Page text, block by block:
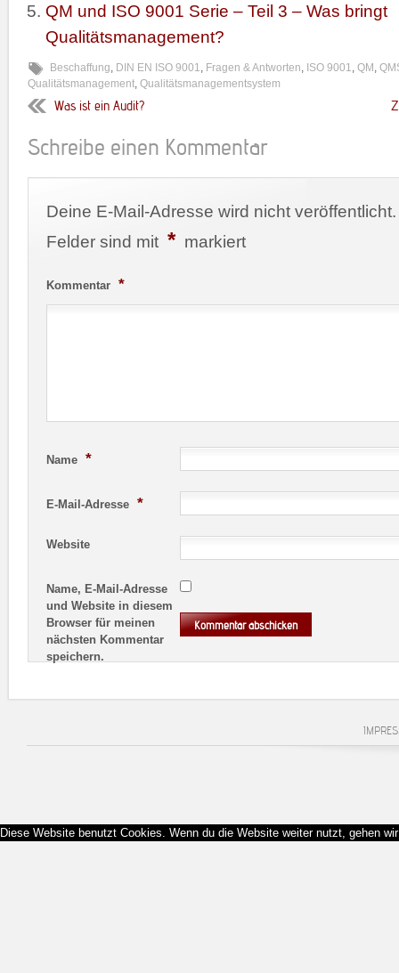
QM und ISO 9001 Serie – Teil 3 – Was bringt
Qualitätsmanagement?
Beschaffung, DIN EN ISO 9001, Fragen & Antworten, ISO 9001, QM ,
Qualitätsmanagement, Qualitätsmanagementsystem
Was ist ein Audit?
Schreibe einen Kommentar
Deine E-Mail-Adresse wird nicht veröffentlicht.
Felder sind mit * markiert
Kommentar *
Name *
E-Mail-Adresse *
Website
Name, E-Mail-Adresse
und Website in diesem
Browser für meinen
nächsten Kommentar
speichern.
Diese Website benutzt Cookies. Wenn du die Website weiter nutzt, gehen